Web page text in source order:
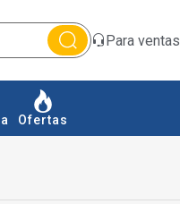
Para ventas
Ofertas